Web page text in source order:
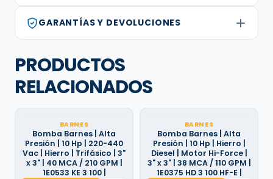
GARANTÍAS Y DEVOLUCIONES
PRODUCTOS
RELACIONADOS
BARNES
Bomba Barnes | Alta
Presión | 10 Hp | 220-440
Vac | Hierro | Trifásico | 3"
x 3" | 40 MCA / 210 GPM |
1E0533 KE 3 100 |
BARNES
Bomba Barnes | Alta
Presión | 10 Hp | Hierro |
Diesel | Motor Hi-Force |
3" x 3" | 38 MCA / 110 GPM |
1E0375 HD 3 100 HF-E |